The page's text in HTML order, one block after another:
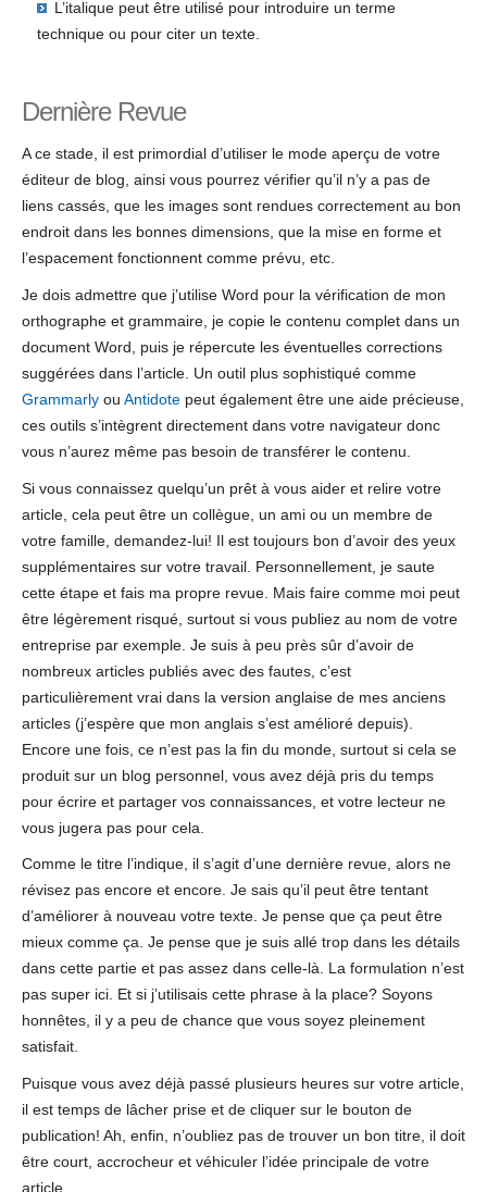
L’italique peut être utilisé pour introduire un terme
technique ou pour citer un texte.
Dernière Revue
A ce stade, il est primordial d’utiliser le mode aperçu de votre
éditeur de blog, ainsi vous pourrez vérifier qu’il n’y a pas de
liens cassés, que les images sont rendues correctement au bon
endroit dans les bonnes dimensions, que la mise en forme et
l’espacement fonctionnent comme prévu, etc.
Je dois admettre que j’utilise Word pour la vérification de mon
orthographe et grammaire, je copie le contenu complet dans un
document Word, puis je répercute les éventuelles corrections
suggérées dans l’article. Un outil plus sophistiqué comme
Grammarly ou Antidote peut également être une aide précieuse,
ces outils s’intègrent directement dans votre navigateur donc
vous n’aurez même pas besoin de transférer le contenu.
Si vous connaissez quelqu’un prêt à vous aider et relire votre
article, cela peut être un collègue, un ami ou un membre de
votre famille, demandez-lui! Il est toujours bon d’avoir des yeux
supplémentaires sur votre travail. Personnellement, je saute
cette étape et fais ma propre revue. Mais faire comme moi peut
être légèrement risqué, surtout si vous publiez au nom de votre
entreprise par exemple. Je suis à peu près sûr d’avoir de
nombreux articles publiés avec des fautes, c’est
particulièrement vrai dans la version anglaise de mes anciens
articles (j’espère que mon anglais s’est amélioré depuis).
Encore une fois, ce n’est pas la fin du monde, surtout si cela se
produit sur un blog personnel, vous avez déjà pris du temps
pour écrire et partager vos connaissances, et votre lecteur ne
vous jugera pas pour cela.
Comme le titre l’indique, il s’agit d’une dernière revue, alors ne
révisez pas encore et encore. Je sais qu’il peut être tentant
d’améliorer à nouveau votre texte. Je pense que ça peut être
mieux comme ça. Je pense que je suis allé trop dans les détails
dans cette partie et pas assez dans celle-là. La formulation n’est
pas super ici. Et si j’utilisais cette phrase à la place? Soyons
honnêtes, il y a peu de chance que vous soyez pleinement
satisfait.
Puisque vous avez déjà passé plusieurs heures sur votre article,
il est temps de lâcher prise et de cliquer sur le bouton de
publication! Ah, enfin, n’oubliez pas de trouver un bon titre, il doit
être court, accrocheur et véhiculer l’idée principale de votre
article.